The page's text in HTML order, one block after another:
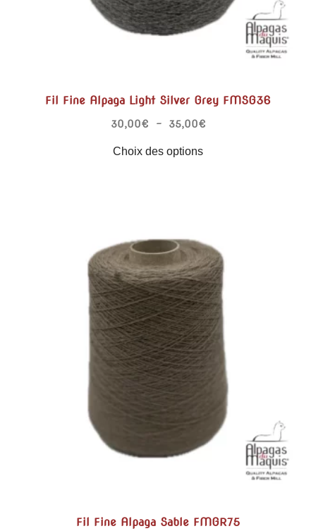
Fil Fine Alpaga Light Silver Grey FMSG36
30,00€ – 35,00€
Choix des options
Fil Fine Alpaga Sable FMGR75